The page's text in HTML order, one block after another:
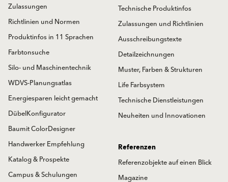
Zulassungen
Richtlinien und Normen
Produktinfos in 11 Sprachen
Farbtonsuche
Silo- und Maschinentechnik
WDVS-Planungsatlas
Energiesparen leicht gemacht
DübelKonfigurator
Baumit ColorDesigner
Handwerker Empfehlung
Katalog & Prospekte
Campus & Schulungen
Technische Produktinfos
Zulassungen und Richtlinien
Ausschreibungstexte
Detailzeichnungen
Muster, Farben & Strukturen
Life Farbsystem
Technische Dienstleistungen
Neuheiten und Innovationen
Referenzen
Referenzobjekte auf einen Blick
Magazine